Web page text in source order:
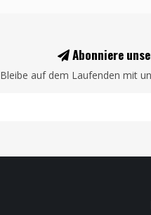
Abonniere
Bleibe auf dem Laufenden mit